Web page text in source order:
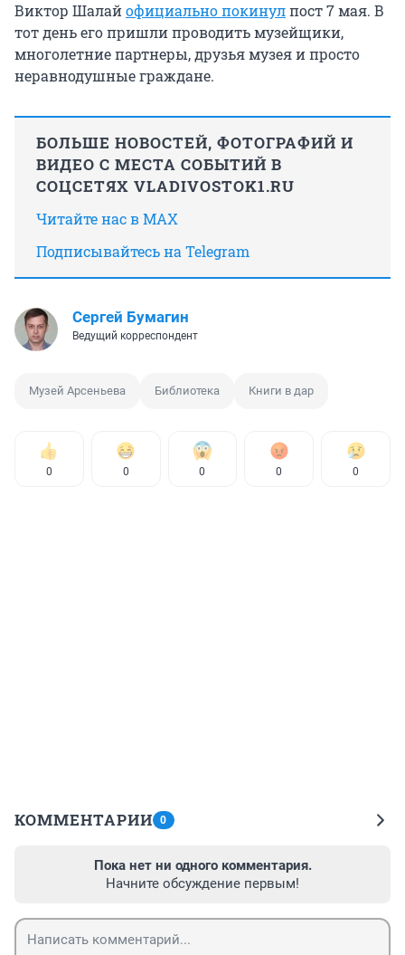
Виктор Шалайофициально покинулпост 7 мая. В
тот день его пришли проводить музейщики,
многолетние партнеры, друзья музея и просто
неравнодушные граждане.
БОЛЬШЕ НОВОСТЕЙ, ФОТОГРАФИЙ И
ВИДЕО С МЕСТА СОБЫТИЙ В
СОЦСЕТЯХ VLADIVOSTOK1.RU
Читайте нас в MAX
Подписывайтесь на Telegram
Сергей Бумагин
Ведущий корреспондент
Музей Арсеньева Библиотека Книги в дар
0 0 0 0 0
КОММЕНТАРИИ 0
Пока нет ни одного комментария.
Начните обсуждение первым!